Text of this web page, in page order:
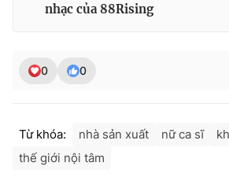
nhạc của 88Rising
0 0
Từ khóa: nhà sản xuất nữ ca sĩ
thế giới nội tâm